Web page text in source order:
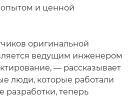
и ценной
оригинальной
ведущим инженером
— рассказывает
люди, которые работали
разработки, теперь